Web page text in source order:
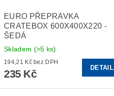
EURO PŘEPRAVKA
CRATEBOX 600X400X220 -
ŠEDÁ
Skladem (>5 ks)
194,21 Kč bez DPH
235 Kč
DETAIL